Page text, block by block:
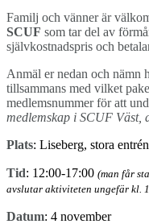
Familj och vänner är
SCUF som tar del av
självkostnadspris och
Anmäl er nedan och nämn
tillsammans med vilket
medlemsnummer för att
medlemskap i SCUF Väst,
Plats: Liseberg, stora
Tid: 12:00-17:00 (man får
avslutar aktiviteten ungefär kl.
Datum: 4 november